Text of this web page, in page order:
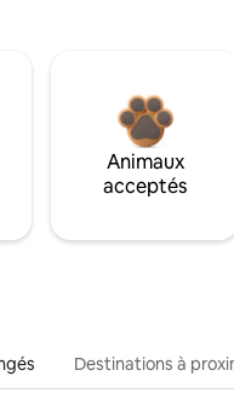
Animaux
acceptés
Destinations à